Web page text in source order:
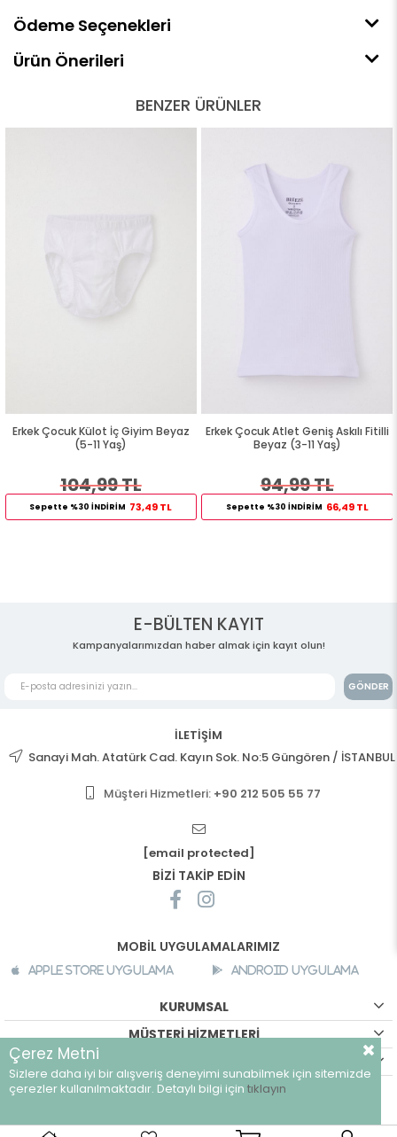
Ödeme Seçenekleri
Ürün Önerileri
BENZER ÜRÜNLER
Erkek Çocuk Külot İç Giyim Beyaz
(5-11 Yaş)
104,99 TL
Sepette %30 İNDİRİM 73,49 TL
Erkek Çocuk Atlet Geniş Askılı Fitilli
Beyaz (3-11 Yaş)
94,99 TL
Sepette %30 İNDİRİM 66,49 TL
E-BÜLTEN KAYIT
Kampanyalarımızdan haber almak için kayıt olun!
GÖNDER
İLETİŞİM
Sanayi Mah. Atatürk Cad. Kayın Sok. No:5 Güngören / İSTANBUL
Müşteri Hizmetleri: +90 212 505 55 77
[email protected]
BİZİ TAKİP EDİN
MOBİL UYGULAMALARIMIZ
Apple Store Uygulama Android Uygulama
KURUMSAL
MÜŞTERİ HİZMETLERİ
©breeze.com.tr - Tüm hakları saklıdır.
Çerez Metni
Sizlere daha iyi bir alışveriş deneyimi sunabilmek için sitemizde
çerezler kullanılmaktadır. Detaylı bilgi için tıklayın